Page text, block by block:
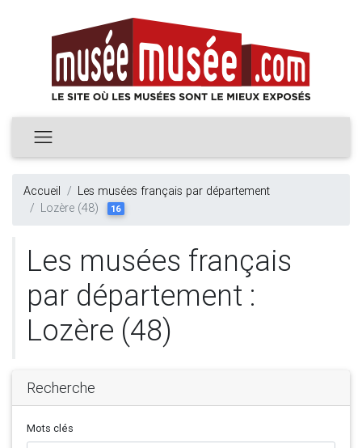
Accueil
Les musées français par département
Lozère (48)
16
Les musées français
par département :
Lozère (48)
Recherche
Mots clés